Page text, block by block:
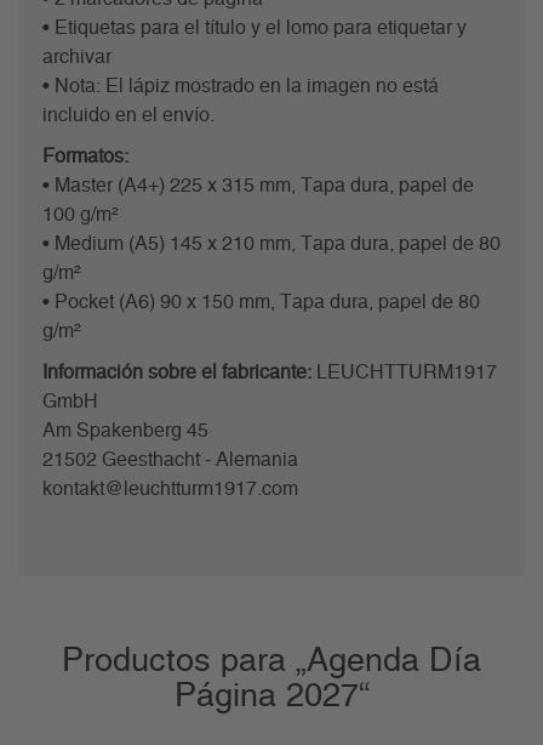
• Etiquetas para el título y el lomo para etiquetar y
archivar
• Nota: El lápiz mostrado en la imagen no está
incluido en el envío.
Formatos:
• Master (A4+) 225 x 315 mm, Tapa dura, papel de
100 g/m²
• Medium (A5) 145 x 210 mm, Tapa dura, papel de 80
g/m²
• Pocket (A6) 90 x 150 mm, Tapa dura, papel de 80
g/m²
Información sobre el fabricante: LEUCHTTURM1917
GmbH
Am Spakenberg 45
21502 Geesthacht - Alemania
kontakt@leuchtturm1917.com
Productos para „Agenda Día
Página 2027“